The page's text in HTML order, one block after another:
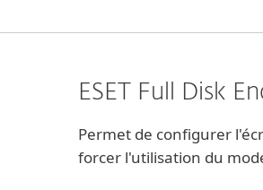
ESET Full Disk
Permet de configurer
forcer l'utilisation du